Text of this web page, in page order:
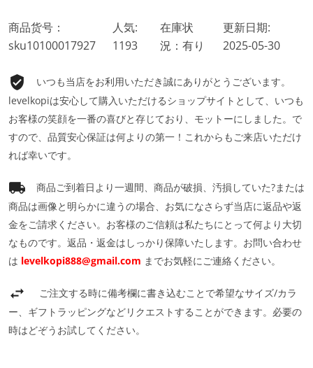
商品货号：
sku10100017927
人気:
1193
在庫状
況：有り
更新日期:
2025-05-30
いつも当店をお利用いただき誠にありがとうございます。
levelkopiは安心して購入いただけるショップサイトとして、いつも
お客様の笑顔を一番の喜びと存じており、モットーにしました。で
すので、品質安心保証は何よりの第一！これからもご来店いただけ
れば幸いです。
商品ご到着日より一週間、商品が破損、汚損していた?または
商品は画像と明らかに違うの場合、お気になさらず当店に返品や返
金をご請求ください。お客様のご信頼は私たちにとって何より大切
なものです。返品・返金はしっかり保障いたします。お問い合わせ
は levelkopi888@gmail.com までお気軽にご連絡ください。
ご注文する時に備考欄に書き込むことで希望なサイズ/カラ
ー、ギフトラッピングなどリクエストすることができます。必要の
時はどぞうお試してください。